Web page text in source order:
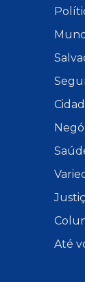
Até